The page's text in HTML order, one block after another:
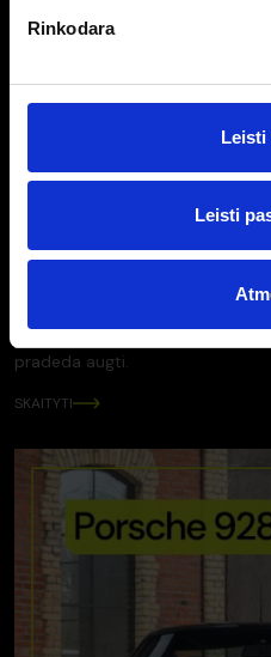
Rinkodara
Leisti
Leisti
RINKOS NAUJIENOS
Kolekciniai
pradeda augti.
SKAITYTI